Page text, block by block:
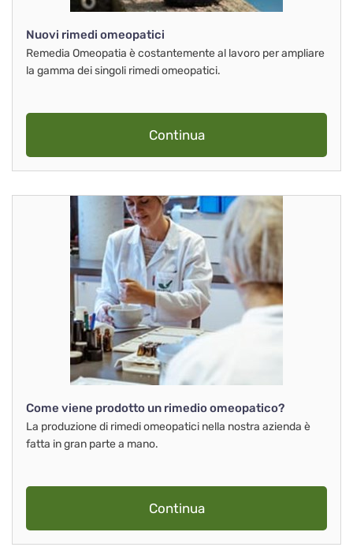
Nuovi rimedi omeopatici
Remedia Omeopatia è costantemente al lavoro per ampliare
la gamma dei singoli rimedi omeopatici.
Continua
Come viene prodotto un rimedio omeopatico?
La produzione di rimedi omeopatici nella nostra azienda è
fatta in gran parte a mano.
Continua